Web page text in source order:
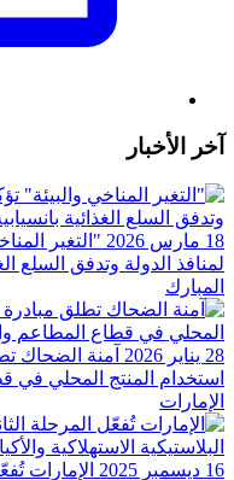
آخر الأخبار
18 مارس 2026
"التغير
لمنافذ الدولة وتدفق السلع
المبارك
28 يناير 2026
آمنة الضحاك
الإمارات
16 ديسمبر 2025
الإمارات